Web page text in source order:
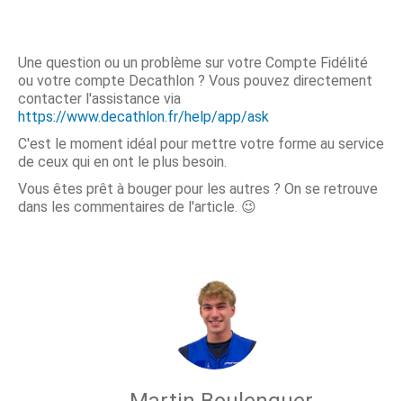
Une question ou un problème sur votre Compte Fidélité
ou votre compte Decathlon ? Vous pouvez directement
contacter l'assistance via
https://www.decathlon.fr/help/app/ask
C'est le moment idéal pour mettre votre forme au service
de ceux qui en ont le plus besoin.
Vous êtes prêt à bouger pour les autres ? On se retrouve
dans les commentaires de l'article. 😉